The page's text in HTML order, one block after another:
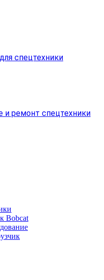
спецтехники
и ремонт спецтехники
Bobcat